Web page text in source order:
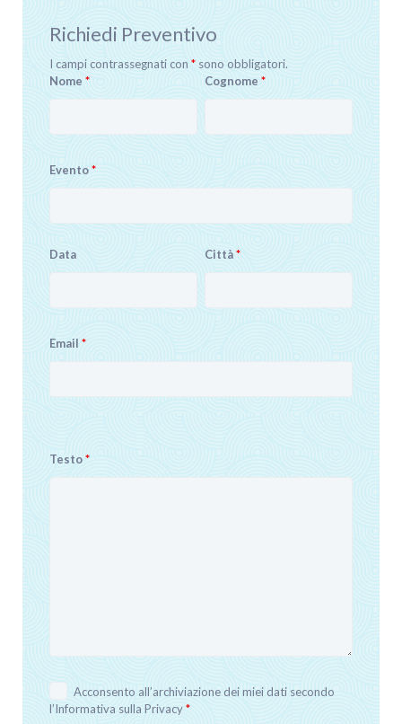
Richiedi Preventivo
I campi contrassegnati con * sono obbligatori.
Nome * Cognome*
Evento*
Data Città*
Email *
Testo*
Acconsento all’archiviazione dei miei dati secondo
l’Informativa sulla Privacy*